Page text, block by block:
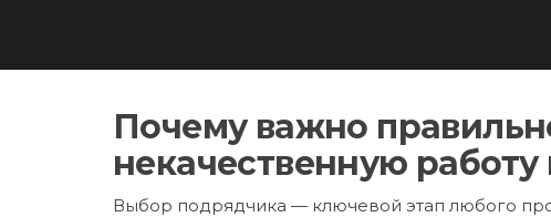
Почему важно
некачественную
Выбор подрядчика — ключевой этап любого